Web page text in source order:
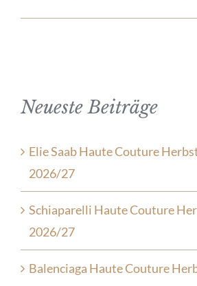
Neueste Beiträge
Elie Saab Haute Couture
2026/27
Schiaparelli Haute Couture
2026/27
Balenciaga Haute Couture